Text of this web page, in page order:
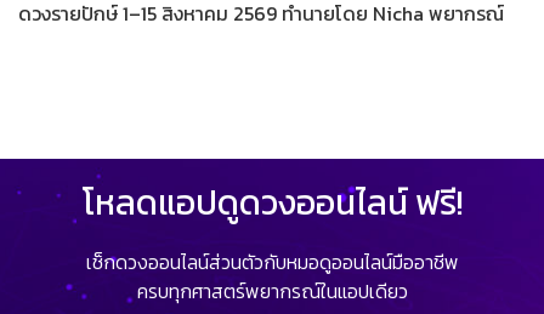
ดวงรายปักษ์ 1–15 สิงหาคม 2569 ทำนายโดย Nicha พยากรณ์
โหลดแอปดูดวงออนไลน์ ฟรี!
เช็กดวงออนไลน์ส่วนตัวกับหมอดูออนไลน์มืออาชีพ
ครบทุกศาสตร์พยากรณ์ในแอปเดียว